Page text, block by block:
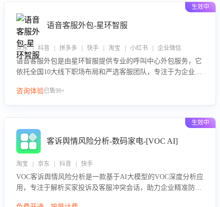
生效中
语音客服外包-星环智服
京东 | 抖音 | 拼多多 | 快手 | 淘宝 | 小红书 | 企业微信
语音客服外包是由星环智服提供专业的呼叫中心外包服务，它
依托全国10大线下职场布局和严选客服团队，专注于为企业提
队和智能工具提升语音客服服务效率和质量，帮助企业实现降
咨询体验已售99+
生效中
客诉舆情风险分析-数码家电-[VOC AI]
淘宝 | 京东 | 抖音 | 快手
VOC客诉舆情风险分析是一款基于AI大模型的VOC深度分析应
用，专注于解析买家投诉及客服冲突会话，助力企业精准防控